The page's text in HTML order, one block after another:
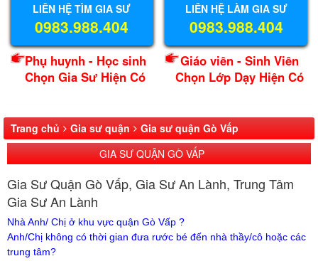
LIÊN HỆ TÌM GIA SƯ
0983.988.404
Phụ huynh - Học sinh
Chọn Gia Sư Hiện Có
LIÊN HỆ LÀM GIA SƯ
0983.988.404
Giáo viên - Sinh Viên
Chọn Lớp Dạy Hiện Có
Trang chủ Gia sư quận
Gia sư quận Gò Vấp
GIA SƯ QUẬN GÒ VẤP
Gia Sư Quận Gò Vấp, Gia Sư An Lành, Trung Tâm
Gia Sư An Lành
Nhà Anh/ Chị ở khu vực quận Gò Vấp ?
Anh/Chị không có thời gian đưa rước bé đến nhà thầy/cô hoặc các
trung tâm?